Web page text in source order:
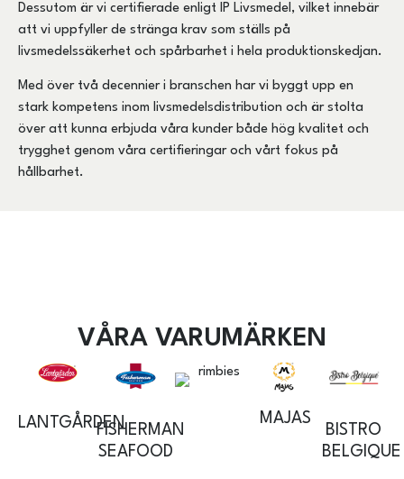
Dessutom är vi certifierade enligt IP Livsmedel, vilket innebär
att vi uppfyller de stränga krav som ställs på
livsmedelssäkerhet och spårbarhet i hela produktionskedjan.
Med över två decennier i branschen har vi byggt upp en
stark kompetens inom livsmedelsdistribution och är stolta
över att kunna erbjuda våra kunder både hög kvalitet och
trygghet genom våra certifieringar och vårt fokus på
hållbarhet.
VÅRA VARUMÄRKEN
LANTGÅRDENFISHERMAN
SEAFOOD
MAJAS
BISTRO
BELGIQUE